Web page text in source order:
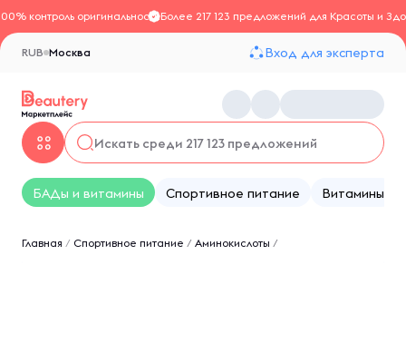
контроль оригинальностиБолее 217 123 предложений для Красоты и
Москва
RUB Вход для эксперта
БАДы и витамины Спортивное питание Витамины
Главная / Спортивное питание / Аминокислоты /